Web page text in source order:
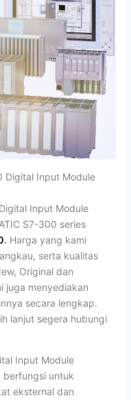
Digital Input Module
Input Module
S7-300 series
. Harga yang kami
serta kualitas
Original dan
juga menyediakan
secara lengkap.
lanjut segera hubungi
Input Module
berfungsi untuk
eksternal dan